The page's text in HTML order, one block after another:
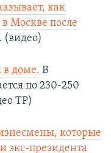
как
Москве после
(видео)
в доме. В
по 230-250
ТР)
которые
экс-президента